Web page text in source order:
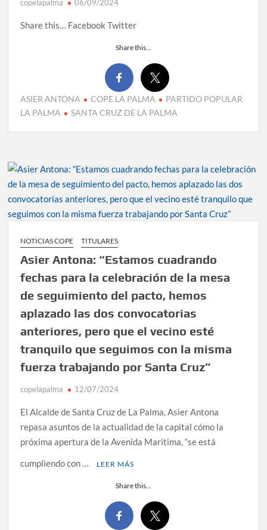
copelapalma 06/09/2024
Share this… Facebook Twitter
Share this...
ASIER ANTONA COPE LA PALMA
PARTIDO POPULAR
LA PALMA
SANTA CRUZ DE LA PALMA
NOTICIAS COPE TITULARES
Asier Antona: “Estamos cuadrando
fechas para la celebración de la mesa
de seguimiento del pacto, hemos
aplazado las dos convocatorias
anteriores, pero que el vecino esté
tranquilo que seguimos con la misma
fuerza trabajando por Santa Cruz”
copelapalma 12/07/2024
El Alcalde de Santa Cruz de La Palma, Asier Antona
repasa asuntos de la actualidad de la capital cómo la
próxima apertura de la Avenida Marítima, “se está
cumpliendo con …
LEER MÁS
Share this...